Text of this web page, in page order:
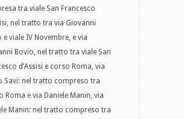
tra viale San Francesco
nel tratto tra via Giovanni
e viale IV Novembre, e via
Bovio, nel tratto tra viale San
d’Assisi e corso Roma, via
Savi: nel tratto compreso tra
Roma e via Daniele Manin, via
Manin: nel tratto compreso tra